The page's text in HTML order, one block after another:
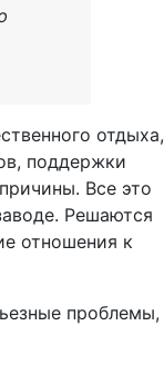
отдыха,
поддержки
Все это
Решаются
отношения к
проблемы,